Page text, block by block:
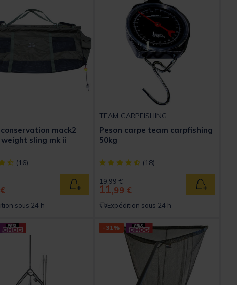
mack2
weight sling mk ii
out of 5 Customer Rating
(16)
from
Ajouter au panier
sous 24 h
TEAM CARPFISHING
Peson carpe team carpfishing
50kg
[object Object] out of 5 Customer Rating
(18)
Price reduced from
19,99 €to
11,99 € Ajouter
Expédition sous 24 h
-31%